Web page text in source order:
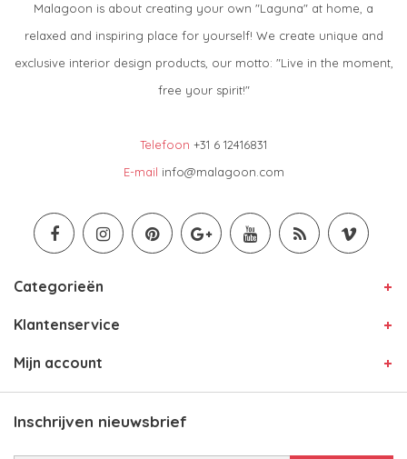
Malagoon is about creating your own "Laguna" at home, a
relaxed and inspiring place for yourself! We create unique and
exclusive interior design products, our motto: "Live in the moment,
free your spirit!"
Telefoon +31 6 12416831
E-mail info@malagoon.com
Categorieën
Klantenservice
Mijn account
Inschrijven nieuwsbrief